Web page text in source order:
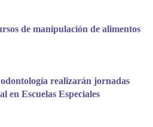
de manipulación de alimentos
realizarán jornadas
en Escuelas Especiales